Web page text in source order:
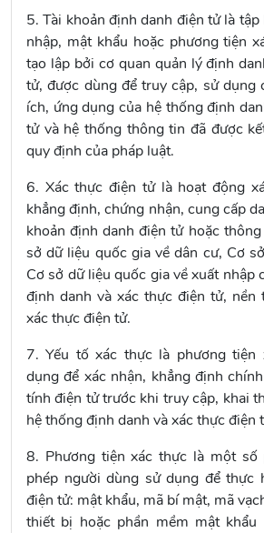
5. Tài khoản định danh điện tử là
nhập, mật khẩu hoặc phương tiện
tạo lập bởi cơ quan quản lý định
tử, được dùng để truy cập, sử dụng
ích, ứng dụng của hệ thống định
tử và hệ thống thông tin đã được
quy định của pháp luật.
6. Xác thực điện tử là hoạt động
khẳng định, chứng nhận, cung cấp
khoản định danh điện tử hoặc
sở dữ liệu quốc gia về dân cư, Cơ
Cơ sở dữ liệu quốc gia về xuất nhập
định danh và xác thực điện tử, nền
xác thực điện tử.
7. Yếu tố xác thực là phương tiện
dụng để xác nhận, khẳng định
tính điện tử trước khi truy cập, khai
hệ thống định danh và xác thực điện
8. Phương tiện xác thực là một số
phép người dùng sử dụng để thực
điện tử: mật khẩu, mã bí mật, mã
thiết bị hoặc phần mềm mật